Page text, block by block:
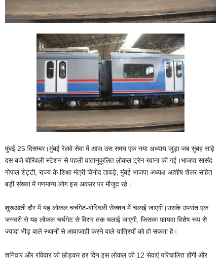
मुंबई 25 दिसम्बर।मुंबई रेलवे सेवा में आज उस समय एक नया अध्याय जुड़ा जब सुबह साढ़े
दस बजे बोरिवली स्टेशन से पहली वातानुकूलित लोकल ट्रेन रवाना की गई।भाजपा सासंद
गोपाल शेट्टी, राज्य के शिक्षा मंत्री विनोद तावड़े, मुंबई भाजपा अध्यक्ष आशीष शेलर सहित
बड़ी संख्या में गणमान्य लोग इस अवसर पर मौजूद रहे।
शुरूआती दौर में यह लोकल चर्चगेट-बोरिवली सेक्‍शन में चलाई जाएगी।उसके उपरांत एक
जनवरी से यह लोकल चर्चगेट से विरार तक चलाई जाएगी, जिसका फायदा विशेष रूप से
ज्‍यादा भीड़ वाले स्‍थानों से आवाजाही करने वाले यात्रियों को हो सकता है।
शनिवार और रविवार को छोड़कर हर दिन इस लोकल की 12 सेवाएं परिचालित होंगी और